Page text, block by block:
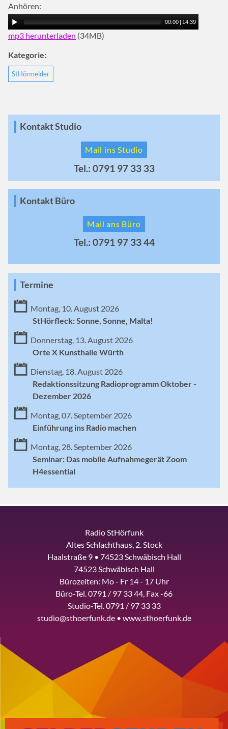
Anhören:
00:00 | 14:39
mp3 herunterladen (34MB)
Kategorie:
StHörmelder
Kontakt Studio
Mail ins Studio
Tel.: 0791 97 33 33
Kontakt Büro
Mail ans Büro
Tel.: 0791 97 33 44
Termine
Montag, 10. August 2026
StHörfleck: Sonne, Sonne, Malta!
Donnerstag, 13. August 2026
Orte X Kunsthalle Würth
Dienstag, 18. August 2026
Redaktionssitzung Radioprogramm Oktober -
Dezember 2026
Montag, 07. September 2026
Einführung ins Radio machen
Montag, 28. September 2026
Seminar: Das mobile Aufnahmegerät Zoom
H4essential
Radio StHörfunk
Altes Schlachthaus, 2. Stock
Haalstraße 9 • 74523 Schwäbisch Hall
74523 Schwäbisch Hall
Bürozeiten: Mo - Fr 14 - 17 Uhr
Büro-Tel. 0791 / 97 33 44, Fax -66
Studio-Tel. 0791 / 97 33 33
studio@sthoerfunk.de • www.sthoerfunk.de